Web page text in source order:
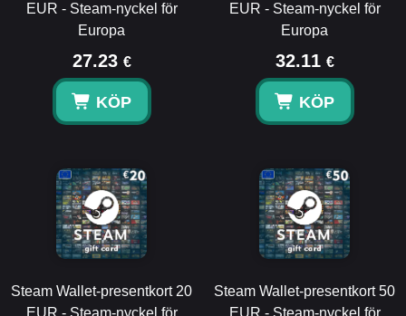
EUR - Steam-nyckel för
Europa
27.23 €
KÖP
EUR - Steam-nyckel för
Europa
32.11 €
KÖP
Steam Wallet-presentkort 20
EUR - Steam-nyckel för
Steam Wallet-presentkort 50
EUR - Steam-nyckel för